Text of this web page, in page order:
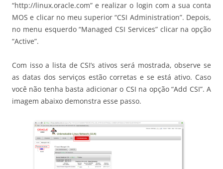
“http://linux.oracle.com” e realizar o login com a sua conta
MOS e clicar no meu superior “CSI Administration”. Depois,
no menu esquerdo “Managed CSI Services” clicar na opção
“Active”.
Com isso a lista de CSI’s ativos será mostrada, observe se
as datas dos serviços estão corretas e se está ativo. Caso
você não tenha basta adicionar o CSI na opção “Add CSI”. A
imagem abaixo demonstra esse passo.